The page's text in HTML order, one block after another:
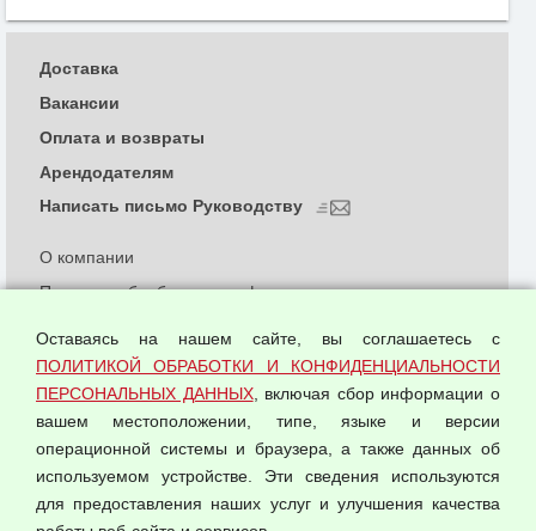
© 2026 ООО "Феникс"
О компании
Политика обработки и конфиденциальности
Согласием на обработку персональных данных
Оферта оптовой купли-продажи
Публичная оферта
Доставка
Вакансии
Оплата и возвраты
Арендодателям
Написать письмо Руководству
Оставаясь на нашем сайте, вы соглашаетесь с
ПОЛИТИКОЙ ОБРАБОТКИ И КОНФИДЕНЦИАЛЬНОСТИ
ПЕРСОНАЛЬНЫХ ДАННЫХ, включая сбор информации о
вашем местоположении, типе, языке и версии
операционной системы и браузера, а также данных об
используемом устройстве. Эти сведения используются
для предоставления наших услуг и улучшения качества